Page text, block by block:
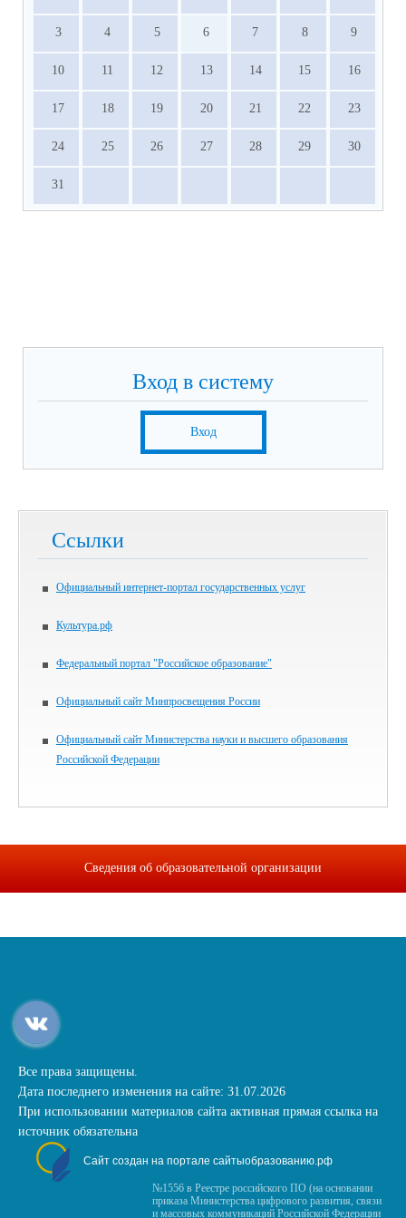
3 4 5 6 7 8 9
10 11 12 13 14 15 16
17 18 19 20 21 22 23
24 25 26 27 28 29 30
31
Вход в систему
Вход
Ссылки
Официальный интернет-портал государственных услуг
Культура.рф
Федеральный портал "Российское образование"
Официальный сайт Минпросвещения России
Официальный сайт Министерства науки и высшего образования
Российской Федерации
Сведения об образовательной организации
Все права защищены.
Дата последнего изменения на сайте: 31.07.2026
При использовании материалов сайта активная прямая ссылка на
источник обязательна
Сайт создан на портале сайтыобразованию.рф
№1556 в Реестре российского ПО (на основании
приказа Министерства цифрового развития, связи
и массовых коммуникаций Российской Федерации